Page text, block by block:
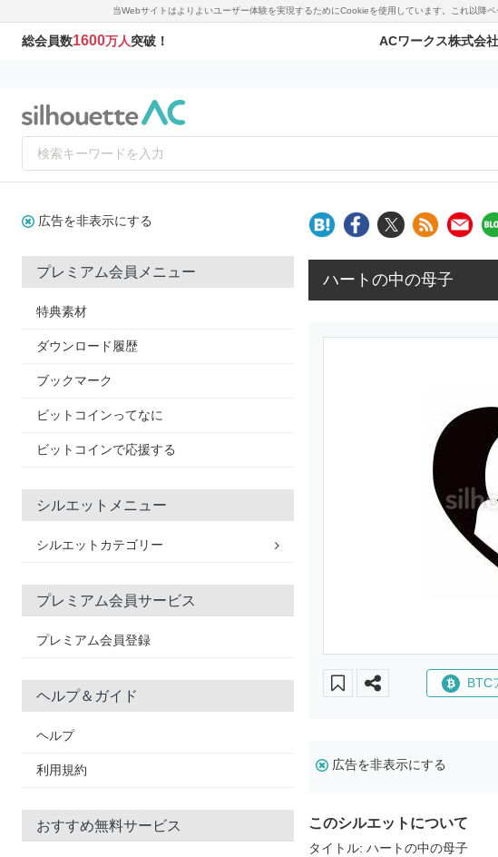
当Webサイトはよりよいユーザー体験を実現するためにCookieを使用しています。これ以降
総会員数1600万人突破！ ACワークス株式会
広告を非表示にする
プレミアム会員メニュー
特典素材
ダウンロード履歴
ブックマーク
ビットコインってなに
ビットコインで応援する
シルエットメニュー
シルエットカテゴリー
プレミアム会員サービス
プレミアム会員登録
ヘルプ＆ガイド
ヘルプ
利用規約
おすすめ無料サービス
ハートの中の母子
BTC
広告を非表示にする
このシルエットについて
タイトル: ハートの中の母子